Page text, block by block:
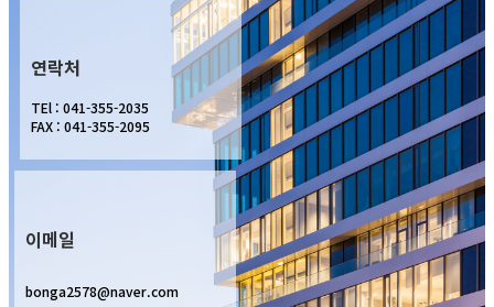
연락처
TEl : 041-355-2035
FAX : 041-355-2095
이메일
bonga2578@naver.com